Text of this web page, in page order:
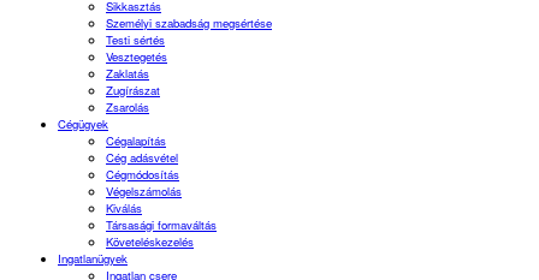
Sikkasztás
Személyi szabadság megsértése
Testi sértés
Vesztegetés
Zaklatás
Zugírászat
Zsarolás
Cégügyek
Cégalapítás
Cég adásvétel
Cégmódosítás
Végelszámolás
Kiválás
Társasági formaváltás
Követeléskezelés
Ingatlanügyek
Ingatlan csere